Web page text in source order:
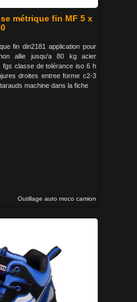
métrique fin MF 5 x
fin din2181 application pour
allie jusqu'a 80 kg acier
fgs classe de tolérance iso 6 h
droites entree forme c2-3
machine dans la fiche
Outillage auto moco camion